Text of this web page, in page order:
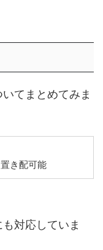
てまとめてみま
き配可能
対応していま